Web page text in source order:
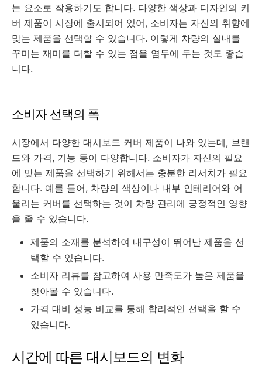
는 요소로 작용하기도 합니다. 다양한 색상과 디자인의 커
버 제품이 시장에 출시되어 있어, 소비자는 자신의 취향에
맞는 제품을 선택할 수 있습니다. 이렇게 차량의 실내를
꾸미는 재미를 더할 수 있는 점을 염두에 두는 것도 좋습
니다.
소비자 선택의 폭
시장에서 다양한 대시보드 커버 제품이 나와 있는데, 브랜
드와 가격, 기능 등이 다양합니다. 소비자가 자신의 필요
에 맞는 제품을 선택하기 위해서는 충분한 리서치가 필요
합니다. 예를 들어, 차량의 색상이나 내부 인테리어와 어
울리는 커버를 선택하는 것이 차량 관리에 긍정적인 영향
을 줄 수 있습니다.
제품의 소재를 분석하여 내구성이 뛰어난 제품을 선
택할 수 있습니다.
소비자 리뷰를 참고하여 사용 만족도가 높은 제품을
찾아볼 수 있습니다.
가격 대비 성능 비교를 통해 합리적인 선택을 할 수
있습니다.
시간에 따른 대시보드의 변화